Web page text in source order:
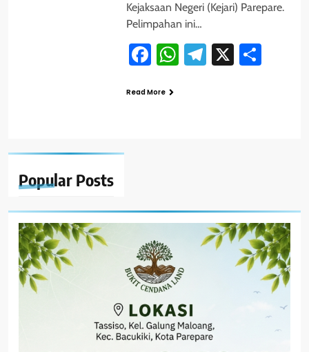
Popular Posts
Kejaksaan Negeri (Kejari) Parepare.
Pelimpahan ini…
Facebook
WhatsApp
Telegram
X
Read More